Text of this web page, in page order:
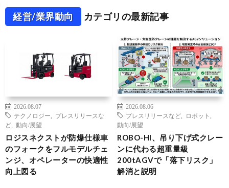
経営/業界動向 カテゴリの最新記事
2026.08.07
テクノロジー
プレスリリースな
ど
動向/展望
ロジスネクストが防爆仕様車
のフォークをフルモデルチェ
ンジ、オペレーターの快適性
向上図る
2026.08.06
プレスリリースなど
ロボット
動向/展望
ROBO-HI、吊り下げ式クレー
ンに代わる超重量級
200tAGVで「落下リスク」
解消と説明